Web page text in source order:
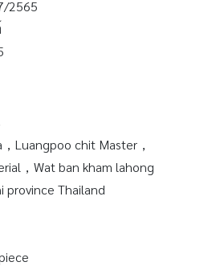
2565
Luangpoo chit Master，
，Wat ban kham lahong
province Thailand